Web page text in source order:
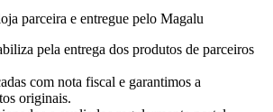
parceira e entregue pelo Magalu
pela entrega dos produtos de parceiros
com nota fiscal e garantimos a
originais.